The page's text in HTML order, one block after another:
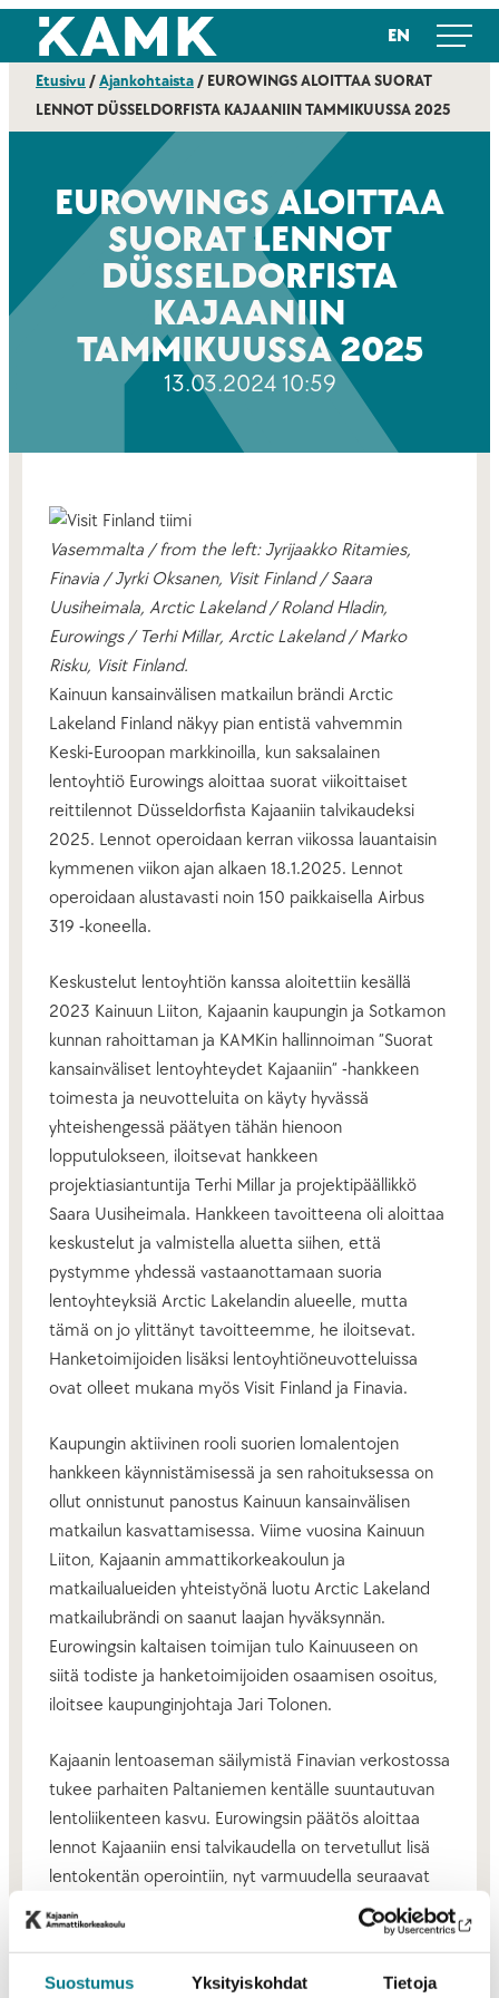
Suostumus Yksityiskohdat Tietoja
Siirry
suoraan
sisältöön
Kajaanin ammattikorkeakoulu EN
Etusivu /Ajankohtaista/ EUROWINGS ALOITTAA SUORAT
LENNOT DÜSSELDORFISTA KAJAANIIN TAMMIKUUSSA 2025
EUROWINGS ALOITTAA
SUORAT LENNOT
DÜSSELDORFISTA
KAJAANIIN
TAMMIKUUSSA 2025
13.03.2024 10:59
Vasemmalta / from the left: Jyrijaakko Ritamies,
Finavia / Jyrki Oksanen, Visit Finland / Saara
Uusiheimala, Arctic Lakeland / Roland Hladin,
Eurowings / Terhi Millar, Arctic Lakeland / Marko
Risku, Visit Finland.
Kainuun kansainvälisen matkailun brändi Arctic
Lakeland Finland näkyy pian entistä vahvemmin
Keski-Euroopan markkinoilla, kun saksalainen
lentoyhtiö Eurowings aloittaa suorat viikoittaiset
reittilennot Düsseldorfista Kajaaniin talvikaudeksi
2025. Lennot operoidaan kerran viikossa lauantaisin
kymmenen viikon ajan alkaen 18.1.2025. Lennot
operoidaan alustavasti noin 150 paikkaisella Airbus
319 -koneella.
Keskustelut lentoyhtiön kanssa aloitettiin kesällä
2023 Kainuun Liiton, Kajaanin kaupungin ja Sotkamon
kunnan rahoittaman ja KAMKin hallinnoiman ”Suorat
kansainväliset lentoyhteydet Kajaaniin” -hankkeen
toimesta ja neuvotteluita on käyty hyvässä
yhteishengessä päätyen tähän hienoon
lopputulokseen, iloitsevat hankkeen
projektiasiantuntija Terhi Millar ja projektipäällikkö
Saara Uusiheimala. Hankkeen tavoitteena oli aloittaa
keskustelut ja valmistella aluetta siihen, että
pystymme yhdessä vastaanottamaan suoria
lentoyhteyksiä Arctic Lakelandin alueelle, mutta
tämä on jo ylittänyt tavoitteemme, he iloitsevat.
Hanketoimijoiden lisäksi lentoyhtiöneuvotteluissa
ovat olleet mukana myös Visit Finland ja Finavia.
Kaupungin aktiivinen rooli suorien lomalentojen
hankkeen käynnistämisessä ja sen rahoituksessa on
ollut onnistunut panostus Kainuun kansainvälisen
matkailun kasvattamisessa. Viime vuosina Kainuun
Liiton, Kajaanin ammattikorkeakoulun ja
matkailualueiden yhteistyönä luotu Arctic Lakeland
matkailubrändi on saanut laajan hyväksynnän.
Eurowingsin kaltaisen toimijan tulo Kainuuseen on
siitä todiste ja hanketoimijoiden osaamisen osoitus,
iloitsee kaupunginjohtaja Jari Tolonen.
Kajaanin lentoaseman säilymistä Finavian verkostossa
tukee parhaiten Paltaniemen kentälle suuntautuvan
lentoliikenteen kasvu. Eurowingsin päätös aloittaa
lennot Kajaaniin ensi talvikaudella on tervetullut lisä
lentokentän operointiin, nyt varmuudella seuraavat
kaksi vuotta jatkuvan reittilentoliikenteen rinnalla,
arvioi uutista kehitysjohtaja Risto Hämäläinen.
Olemme KAMKina erinomaisen iloisia, että voimme